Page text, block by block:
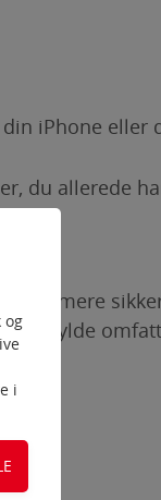
iPhone eller
du allerede
og mere
udfylde
og
i